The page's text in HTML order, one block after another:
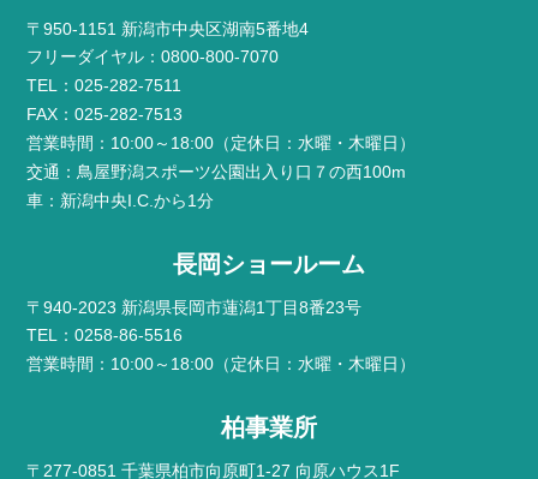
〒950-1151 新潟市中央区湖南5番地4
フリーダイヤル：0800-800-7070
TEL：025-282-7511
FAX：025-282-7513
営業時間：10:00～18:00（定休日：水曜・木曜日）
交通：鳥屋野潟スポーツ公園出入り口７の西100m
車：新潟中央I.C.から1分
長岡ショールーム
〒940-2023 新潟県長岡市蓮潟1丁目8番23号
TEL：0258-86-5516
営業時間：10:00～18:00（定休日：水曜・木曜日）
柏事業所
〒277-0851 千葉県柏市向原町1-27 向原ハウス1F